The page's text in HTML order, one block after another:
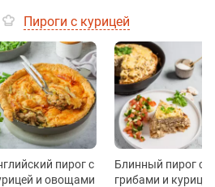
Пироги с курицей
пирог с
и овощами
Блинный пирог с
грибами и курицей